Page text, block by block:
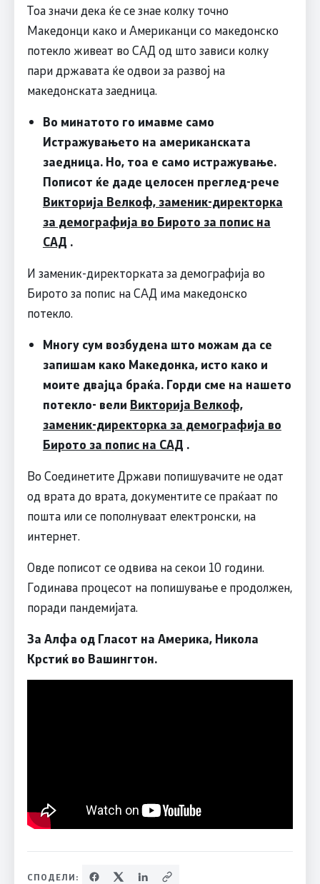
Тоа значи дека ќе се знае колку точно
Македонци како и Американци со македонско
потекло живеат во САД од што зависи колку
пари државата ќе одвои за развој на
македонската заедница.
Во минатото го имавме само
Истражувањето на американската
заедница. Но, тоа е само истражување.
Пописот ќе даде целосен преглед-рече
Викторија Велкоф, заменик-директорка
за демографија во Бирото за попис на
САД .
И заменик-директорката за демографија во
Бирото за попис на САД има македонско
потекло.
Многу сум возбудена што можам да се
запишам како Македонка, исто како и
моите двајца браќа. Горди сме на нашето
потекло- вели Викторија Велкоф,
заменик-директорка за демографија во
Бирото за попис на САД .
Во Соединетите Држави попишувачите не одат
од врата до врата, документите се праќаат по
пошта или се пополнуваат електронски, на
интернет.
Овде пописот се одвива на секои 10 години.
Годинава процесот на попишување е продолжен,
поради пандемијата.
За Алфа од Гласот на Америка, Никола
Крстиќ во Вашингтон.
СПОДЕЛИ: